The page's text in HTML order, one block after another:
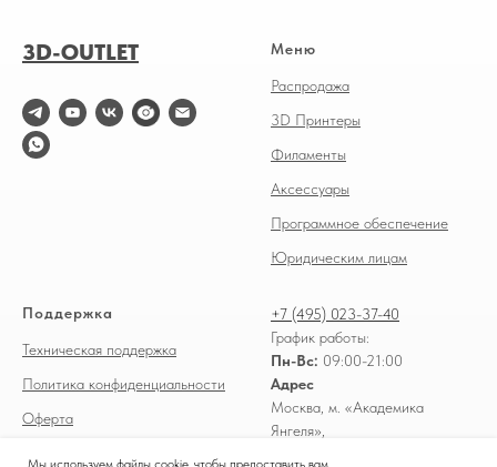
Мы используем файлы cookie, чтобы предоставить вам
3D-OUTLET Меню
Распродажа
3D Принтеры
Филаменты
Аксессуары
Программное обеспечение
Юридическим лицам
Поддержка
Техническая поддержка
Политика конфиденциальности
Оферта
+7 (495) 023-37-40
График работы:
Пн-Вс: 09:00-21:00
Адрес
Москва, м. «Академика
Янгеля»,